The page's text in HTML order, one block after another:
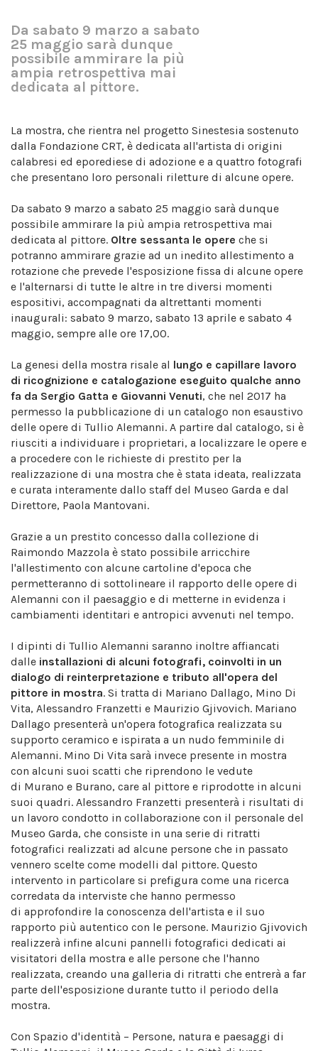
Da sabato 9 marzo a sabato
25 maggio sarà dunque
possibile ammirare la più
ampia retrospettiva mai
dedicata al pittore.
La mostra, che rientra nel progetto Sinestesia sostenuto
dalla Fondazione CRT, è dedicata all'artista di origini
calabresi ed eporediese di adozione e a quattro fotografi
che presentano loro personali riletture di alcune opere.
Da sabato 9 marzo a sabato 25 maggio sarà dunque
possibile ammirare la più ampia retrospettiva mai
dedicata al pittore. Oltre sessanta le opere che si
potranno ammirare grazie ad un inedito allestimento a
rotazione che prevede l'esposizione fissa di alcune opere
e l'alternarsi di tutte le altre in tre diversi momenti
espositivi, accompagnati da altrettanti momenti
inaugurali: sabato 9 marzo, sabato 13 aprile e sabato 4
maggio, sempre alle ore 17,00.
La genesi della mostra risale al lungo e capillare lavoro
di ricognizione e catalogazione eseguito qualche anno
fa da Sergio Gatta e Giovanni Venuti, che nel 2017 ha
permesso la pubblicazione di un catalogo non esaustivo
delle opere di Tullio Alemanni. A partire dal catalogo, si è
riusciti a individuare i proprietari, a localizzare le opere e
a procedere con le richieste di prestito per la
realizzazione di una mostra che è stata ideata, realizzata
e curata interamente dallo staff del Museo Garda e dal
Direttore, Paola Mantovani.
Grazie a un prestito concesso dalla collezione di
Raimondo Mazzola è stato possibile arricchire
l'allestimento con alcune cartoline d'epoca che
permetteranno di sottolineare il rapporto delle opere di
Alemanni con il paesaggio e di metterne in evidenza i
cambiamenti identitari e antropici avvenuti nel tempo.
I dipinti di Tullio Alemanni saranno inoltre affiancati
dalle installazioni di alcuni fotografi, coinvolti in un
dialogo di reinterpretazione e tributo all'opera del
pittore in mostra. Si tratta di Mariano Dallago, Mino Di
Vita, Alessandro Franzetti e Maurizio Gjivovich. Mariano
Dallago presenterà un'opera fotografica realizzata su
supporto ceramico e ispirata a un nudo femminile di
Alemanni. Mino Di Vita sarà invece presente in mostra
con alcuni suoi scatti che riprendono le vedute
di Murano e Burano, care al pittore e riprodotte in alcuni
suoi quadri. Alessandro Franzetti presenterà i risultati di
un lavoro condotto in collaborazione con il personale del
Museo Garda, che consiste in una serie di ritratti
fotografici realizzati ad alcune persone che in passato
vennero scelte come modelli dal pittore. Questo
intervento in particolare si prefigura come una ricerca
corredata da interviste che hanno permesso
di approfondire la conoscenza dell'artista e il suo
rapporto più autentico con le persone. Maurizio Gjivovich
realizzerà infine alcuni pannelli fotografici dedicati ai
visitatori della mostra e alle persone che l'hanno
realizzata, creando una galleria di ritratti che entrerà a far
parte dell'esposizione durante tutto il periodo della
mostra.
Con Spazio d'identità – Persone, natura e paesaggi di